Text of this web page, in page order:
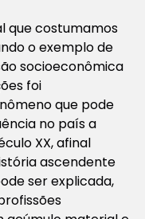
que costumamos
o exemplo de
socioeconômica
foi
que pode
no país a
XX, afinal
ascendente
ser explicada,